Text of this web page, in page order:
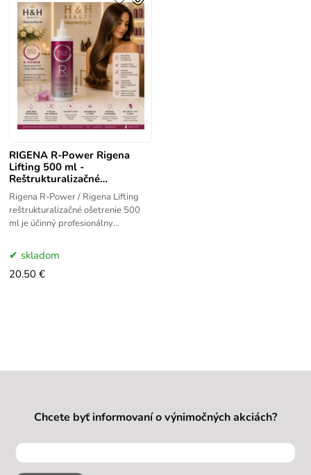
RIGENA R-Power Rigena
Lifting 500 ml -
Reštrukturalizačné
lamelárne ošetrenie
Rigena R-Power / Rigena Lifting
reštrukturalizačné ošetrenie 500
ml je účinný profesionálny
obnovu vlasovej štruktúry. Táto
skladom
20.50 €
Chcete byť informovaní o výnimočných akciách?